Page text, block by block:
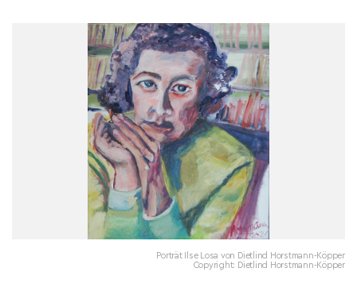
Porträt Ilse Losa von Dietlind Horstmann-Köpper
Copyright: Dietlind Horstmann-Köpper